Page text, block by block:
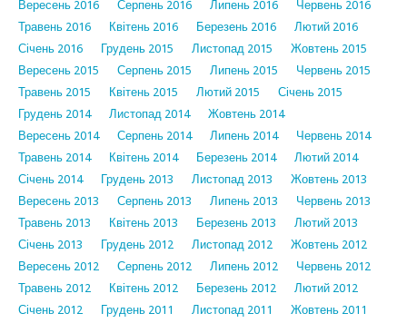
Вересень 2016
Серпень 2016 Липень 2016
Червень 2016
Травень 2016
Квітень 2016 Березень 2016
Лютий 2016
Січень 2016
Грудень 2015 Листопад 2015
Жовтень 2015
Вересень 2015
Серпень 2015 Липень 2015
Червень 2015
Травень 2015
Квітень 2015 Лютий 2015
Січень 2015
Грудень 2014
Листопад 2014
Жовтень 2014
Вересень 2014
Серпень 2014 Липень 2014
Червень 2014
Травень 2014
Квітень 2014 Березень 2014
Лютий 2014
Січень 2014
Грудень 2013 Листопад 2013
Жовтень 2013
Вересень 2013
Серпень 2013 Липень 2013
Червень 2013
Травень 2013
Квітень 2013 Березень 2013
Лютий 2013
Січень 2013
Грудень 2012 Листопад 2012
Жовтень 2012
Вересень 2012
Серпень 2012 Липень 2012
Червень 2012
Травень 2012
Квітень 2012 Березень 2012
Лютий 2012
Січень 2012
Грудень 2011 Листопад 2011
Жовтень 2011